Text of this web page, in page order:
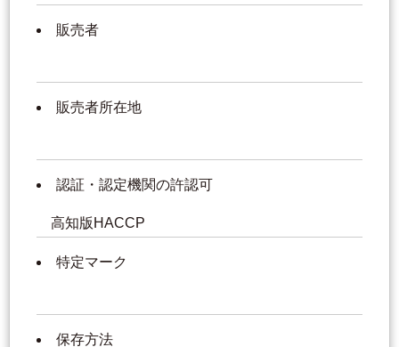
販売者
販売者所在地
認証・認定機関の許認可
高知版HACCP
特定マーク
保存方法